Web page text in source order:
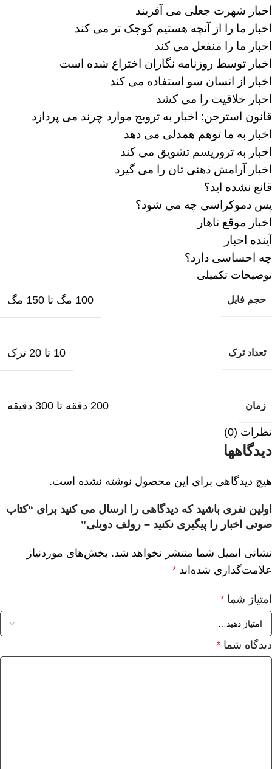
اخبار شهرت جعلی می آفریند
اخبار ما را از آنچه هستیم کوچک تر می کند
اخبار ما را منفعل می کند
اخبار توسط روزنامه نگاران اختراع شده است
اخبار از انسان سو استفاده می کند
اخبار خلاقیت را می کشد
قانون استرجن: اخبار به ترویج موارد چرند می پردازد
اخبار به ما توهم همدلی می دهد
اخبار به تروریسم تشویق می کند
اخبار آرامش ذهنی تان را می گیرد
قانع نشده اید؟
پس دموکراسی چه می شود؟
اخبار موقع ناهار
آینده اخبار
چه احساسی دارد؟
توضیحات تکمیلی
حجم فایل 100 مگ تا 150 مگ
تعداد ترک 10 تا 20 ترک
زمان 200 دققه تا 300 دقیقه
نظرات (0)
دیدگاهها
هیچ دیدگاهی برای این محصول نوشته نشده است.
اولین نفری باشید که دیدگاهی را ارسال می کنید برای “کتاب
صوتی اخبار را پیگیری نکنید – رولف دوبلی”
نشانی ایمیل شما منتشر نخواهد شد. بخش‌های موردنیاز
علامت‌گذاری شده‌اند *
امتیاز شما *
دیدگاه شما *